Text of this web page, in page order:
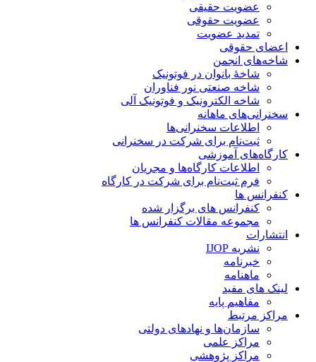
عضویت حقیقی
عضویت حقوقی
تمدید عضویت
اعضای حقوقی
شاخه‌های انجمن
شاخۀ بانوان در فوتونیک
شاخه صنعتی نور فناوران
شاخه‌ الکترونیک و فوتونیک آلی
سخنرانی‌های ماهانه
اطلاعات سخنرانی‌‌ها
ثبت‌نام برای شرکت در سخنرانی
کارگاه‌های آموزشی
اطلاعات کارگاه‌ها و مجریان
فرم ثبت‌نام برای شرکت در کارگاه
کنفرانس ها
کنفرانس های برگزار شده
مجموعه مقالات کنفرانس ها
انتشارات
نشریه IJOP
خبرنامه
ماهنامه
لینک های مفید
مفاهیم پایه
مراکز مرتبط
سازمان‌ها و نهادهای دولتی
مراکز علمی
مراکز پژوهشی